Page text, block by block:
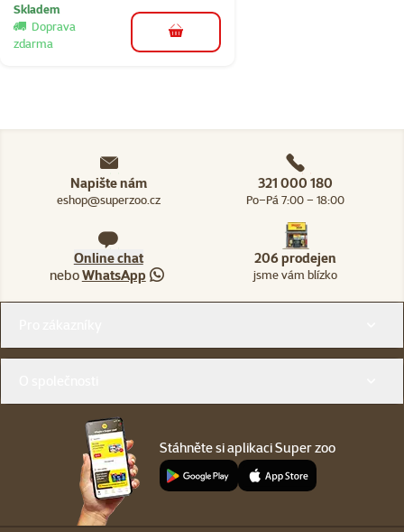
Skladem
Doprava
zdarma
do košíku
Napište nám
eshop@superzoo.cz
321 000 180
Po–Pá 7:00 – 18:00
Online chat
neboWhatsApp
206 prodejen
jsme vám blízko
Stáhněte si aplikaci Super zoo